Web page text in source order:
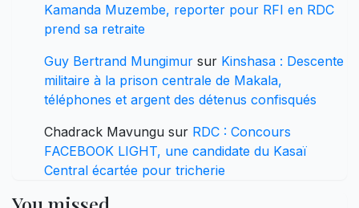
Kamanda Muzembe, reporter pour RFI en RDC
prend sa retraite
Guy Bertrand Mungimur sur Kinshasa : Descente
militaire à la prison centrale de Makala,
téléphones et argent des détenus confisqués
Chadrack Mavungu sur RDC : Concours
FACEBOOK LIGHT, une candidate du Kasaï
Central écartée pour tricherie